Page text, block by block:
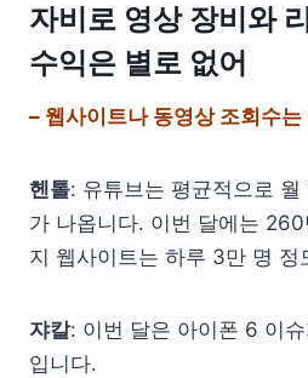
자비로 영상 장비와
수익은 별로 없어
– 웹사이트나 동영상 조회수
헨톨: 유튜브는 평균적으로
가 나옵니다. 이번 달에는
지 웹사이트는 하루 3만 명 정
쟈칼: 이번 달은 아이폰 6 이
입니다.